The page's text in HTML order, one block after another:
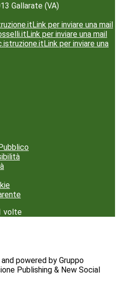
Gallarate (VA)
Link per inviare una mail
Link per inviare una mail
Link per inviare una
volte
powered by Gruppo
Publishing & New Social